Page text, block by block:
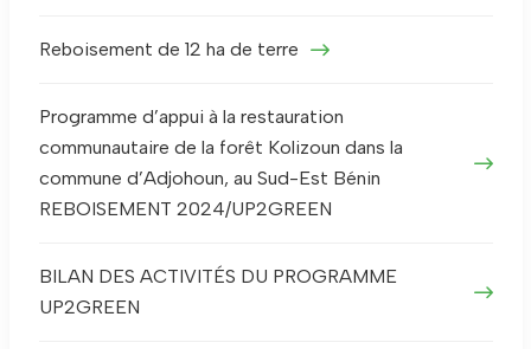
Reboisement de 12 ha de terre
Programme d’appui à la restauration
communautaire de la forêt Kolizoun dans la
commune d’Adjohoun, au Sud-Est Bénin
REBOISEMENT 2024/UP2GREEN
BILAN DES ACTIVITÉS DU PROGRAMME
UP2GREEN